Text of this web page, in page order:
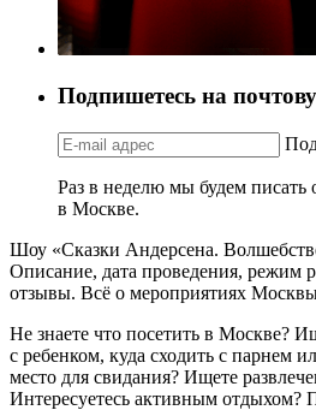
Подпишетесь на
Раз в неделю мы будем писать
в Москве.
Шоу «Сказки Андерсена.
Описание, дата проведения, режим
отзывы. Всё о мероприятиях
Не знаете что посетить в Москве?
с ребенком, куда сходить с парнем
место для свидания? Ищете
Интересуетесь активным отдыхом?